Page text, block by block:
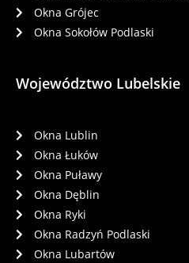
Okna Grójec
Okna Sokołów Podlaski
Województwo Lubelskie
Okna Lublin
Okna Łuków
Okna Puławy
Okna Dęblin
Okna Ryki
Okna Radzyń Podlaski
Okna Lubartów